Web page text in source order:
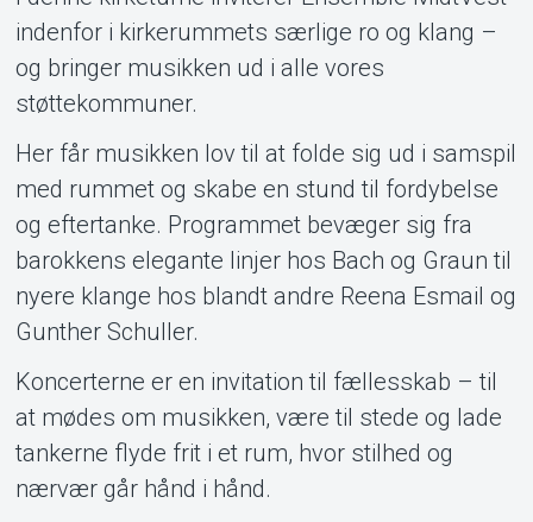
Support
Om Tickster
indenfor i kirkerummets særlige ro og klang –
og bringer musikken ud i alle vores
støttekommuner.
Her får musikken lov til at folde sig ud i samspil
med rummet og skabe en stund til fordybelse
og eftertanke. Programmet bevæger sig fra
barokkens elegante linjer hos Bach og Graun til
nyere klange hos blandt andre Reena Esmail og
Gunther Schuller.
Koncerterne er en invitation til fællesskab – til
at mødes om musikken, være til stede og lade
tankerne flyde frit i et rum, hvor stilhed og
nærvær går hånd i hånd.